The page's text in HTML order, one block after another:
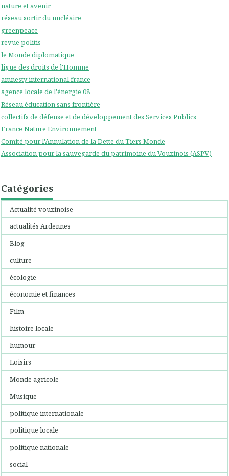
nature et avenir
réseau sortir du nucléaire
greenpeace
revue politis
le Monde diplomatique
ligue des droits de l'Homme
amnesty international france
agence locale de l'énergie 08
Réseau éducation sans frontière
collectifs de défense et de développement des Services Publics
France Nature Environnement
Comité pour l'Annulation de la Dette du Tiers Monde
Association pour la sauvegarde du patrimoine du Vouzinois (ASPV)
Catégories
Actualité vouzinoise
actualités Ardennes
Blog
culture
écologie
économie et finances
Film
histoire locale
humour
Loisirs
Monde agricole
Musique
politique internationale
politique locale
politique nationale
social